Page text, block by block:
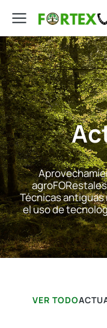
Técnicas
el uso de
VER TODO